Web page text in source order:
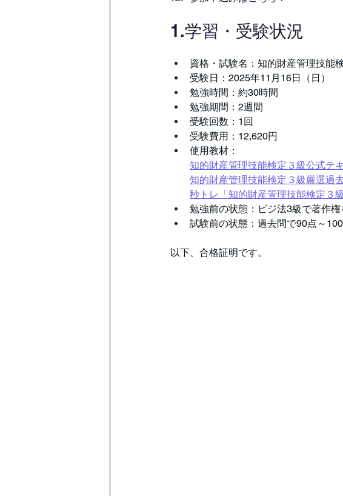
1.学習・受験状況
資格・試験名：知的財産管理技能
受験日：2025年11月16日（日）
勉強時間：約30時間
勉強期間：2週間
受験回数：1回
受験費用：12,620円
使用教材：
知的財産管理技能検定３級公式テ
知的財産管理技能検定３級厳選過
秒トレ「知的財産管理技能検定３級
勉強前の状態：ビジ法3級で著作
試験前の状態：過去問で90点～
以下、合格証明です。